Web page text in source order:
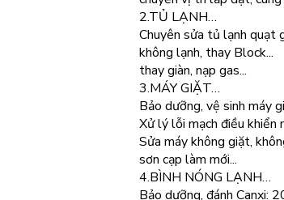
2.TỦ LẠNH…
Chuyên sửa tủ lạnh quạt
không lạnh, thay Block...
thay giàn, nạp gas...
3.MÁY GIẶT…
Bảo dưỡng, vệ sinh máy
Xử lý lỗi mạch điều khiển
Sửa máy không giặt,
sơn cạp làm mới...
4.BÌNH NÓNG LẠNH…
Bảo dưỡng, đánh Canxi: